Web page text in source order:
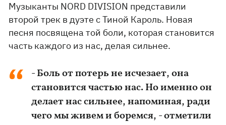
Музыканты NORD DIVISION представили
второй трек в дуэте с Тиной Кароль. Новая
песня посвящена той боли, которая становится
часть каждого из нас, делая сильнее.
- Боль от потерь не исчезает, она
становится частью нас. Но именно он
делает нас сильнее, напоминая, ради
чего мы живем и боремся, - отметили